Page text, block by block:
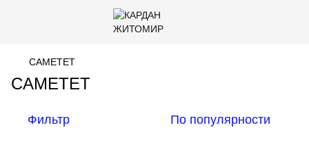
CAMETET
CAMETET
Фильтр По популярности